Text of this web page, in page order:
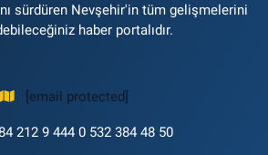
sürdüren Nevşehir'in tüm gelişmelerini
haber portalıdır.
[email protected]
212 9 444 0 532 384 48 50